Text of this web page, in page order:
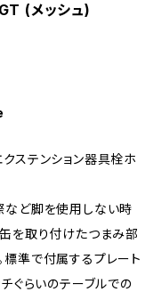
(メッシュ)
ステンション器具栓ホ
ど脚を使用しない時
を取り付けたつまみ部
標準で付属するプレート
ぐらいのテーブルでの